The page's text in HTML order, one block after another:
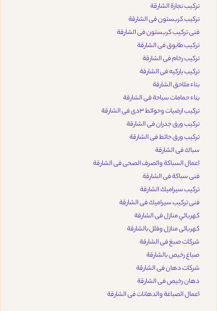
تركيب نجارة الشارقة
تركيب كربستون فى الشارقة
فنى تركيب كربستون فى الشارقة
تركيب طابوق فى الشارقة
تركيب رخام فى الشارقة
تركيب باركيه فى الشارقة
بناء ملاحق الشارقة
بناء حمامات سباحة فى الشارقة
تركيب ارضيات وحوائط 3دى فى الشارقة
تركيب ورق جدران فى الشارقة
تركيب ورق حائط فى الشارقة
سباك فى الشارقة
اعمال السباكة والصرف الصحى فى الشارقة
فنى سباكة فى الشارقة
تركيب سيراميك الشارقة
فنى تركيب سيراميك فى الشارقة
كهربائي منازل فى الشارقة
كهربائى منازل وفلل بالشارقة
شركات صبغ فى الشارقة
صباغ رخيص بالشارقة
شركات دهان فى الشارقة
دهان رخيص فى الشارقة
اعمال الصباغة والدهانات فى الشارقة